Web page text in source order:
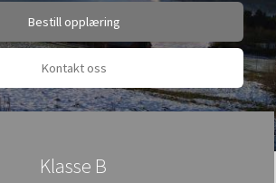
Bestill opplæring
Kontakt oss
Klasse B